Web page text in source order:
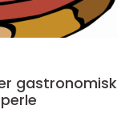
gastronomisk